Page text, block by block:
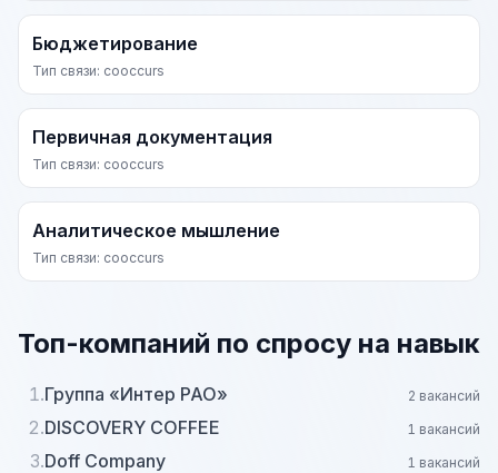
Бюджетирование
Тип связи: cooccurs
Первичная документация
Тип связи: cooccurs
Аналитическое мышление
Тип связи: cooccurs
Топ-компаний по спросу на навык
1.Группа «Интер РАО» 2 вакансий
2.DISCOVERY COFFEE 1 вакансий
3.Doff Company 1 вакансий